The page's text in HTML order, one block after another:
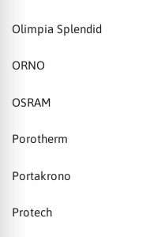
Olimpia Splendid
ORNO
OSRAM
Porotherm
Portakrono
Protech